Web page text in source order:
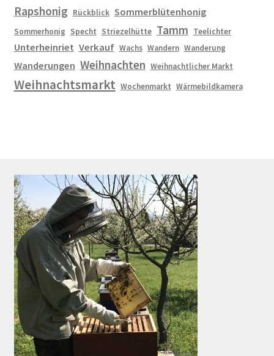
Rapshonig Rückblick Sommerblütenhonig
Sommerhonig Specht Striezelhütte Tamm Teelichter
Unterheinriet Verkauf Wachs Wandern Wanderung
Wanderungen Weihnachten Weihnachtlicher Markt
Weihnachtsmarkt Wochenmarkt Wärmebildkamera